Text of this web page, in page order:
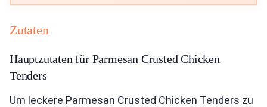
Zutaten
Hauptzutaten für Parmesan Crusted Chicken
Tenders
Um leckere Parmesan Crusted Chicken Tenders zu